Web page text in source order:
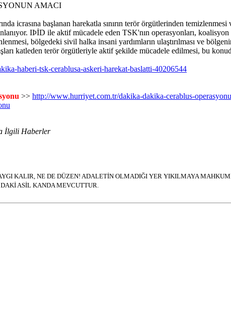
AMACI
icrasına başlanan harekatla sınırın terör örgütlerinden
IÞİD ile aktif mücadele eden TSK'nın operasyonları,
bölgedeki sivil halka insani yardımların ulaştırılması ve
katleden terör örgütleriyle aktif şekilde mücadele edilmesi, bu
haberi-tsk-cerablusa-askeri-harekat-baslatti-40206544
>> http://www.hurriyet.com.tr/dakika-dakika-cerablus-
İlgili Haberler
KALIR, NE DE DÜZEN! ADALETİN OLMADIĞI YER YIKILMAYA
ASİL KANDA MEVCUTTUR.